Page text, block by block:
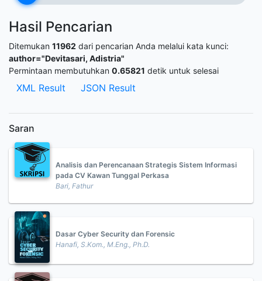
Hasil Pencarian
Ditemukan 11962 dari pencarian Anda melalui kata kunci:
author="Devitasari, Adistria"
Permintaan membutuhkan 0.65821 detik untuk selesai
XML Result JSON Result
Saran
Analisis dan Perencanaan Strategis Sistem Informasi
pada CV Kawan Tunggal Perkasa
Bari, Fathur
Dasar Cyber Security dan Forensic
Hanafi, S.Kom., M.Eng., Ph.D.